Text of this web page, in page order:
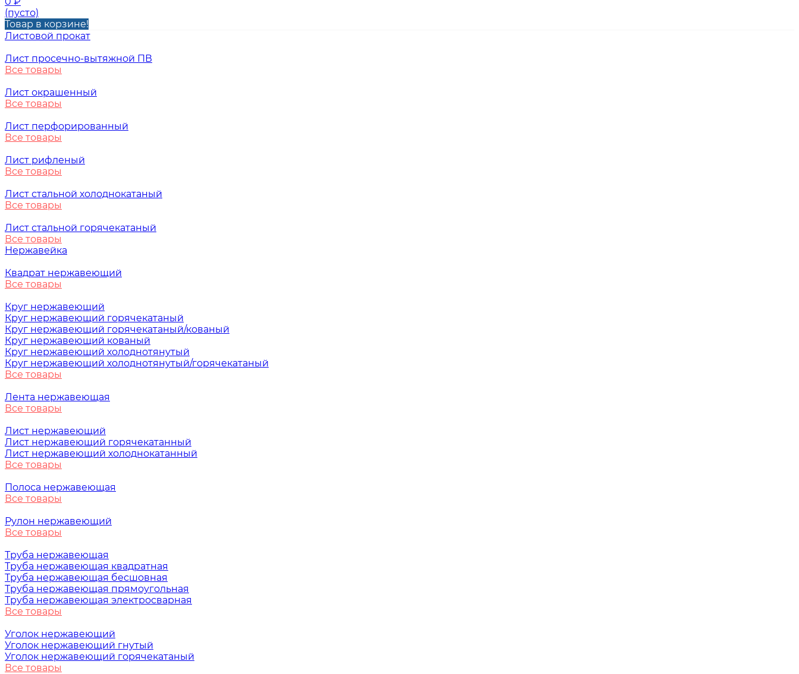
(пусто)
Товар в корзине!
Листовой прокат
Лист просечно-вытяжной ПВ
Все товары
Лист окрашенный
Все товары
Лист перфорированный
Все товары
Лист рифленый
Все товары
Лист стальной холоднокатаный
Все товары
Лист стальной горячекатаный
Все товары
Нержавейка
Квадрат нержавеющий
Все товары
Круг нержавеющий
Круг нержавеющий горячекатаный
Круг нержавеющий горячекатаный/кованый
Круг нержавеющий кованый
Круг нержавеющий холоднотянутый
Круг нержавеющий холоднотянутый/горячекатаный
Все товары
Лента нержавеющая
Все товары
Лист нержавеющий
Лист нержавеющий горячекатанный
Лист нержавеющий холоднокатанный
Все товары
Полоса нержавеющая
Все товары
Рулон нержавеющий
Все товары
Труба нержавеющая
Труба нержавеющая квадратная
Труба нержавеющая бесшовная
Труба нержавеющая прямоугольная
Труба нержавеющая электросварная
Все товары
Уголок нержавеющий
Уголок нержавеющий гнутый
Уголок нержавеющий горячекатаный
Все товары